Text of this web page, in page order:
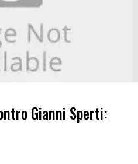
Gianni Sperti: